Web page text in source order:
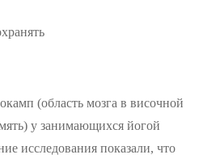
(область мозга в височной
у занимающихся йогой
исследования показали, что